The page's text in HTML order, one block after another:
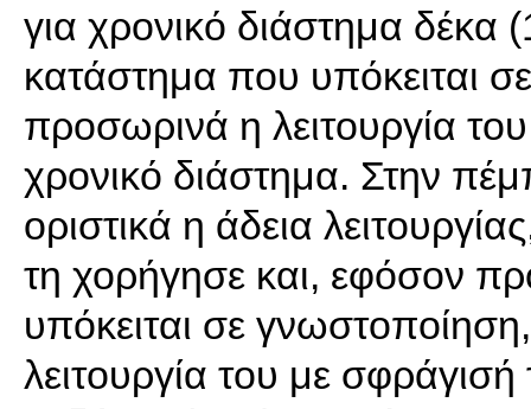
για χρονικό διάστημα δέκα
κατάστημα που υπόκειται
προσωρινά η λειτουργία
χρονικό διάστημα. Στην
οριστικά η άδεια
τη χορήγησε και, εφόσον
υπόκειται σε
λειτουργία του με